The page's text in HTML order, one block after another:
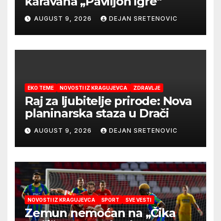
AUGUST 9, 2026 DEJAN SRETENOVIC
EKO TEME NOVOSTI IZ KRAGUJEVCA ZDRAVLJE
Raj za ljubitelje prirode: Nova
planinarska staza u Drači
AUGUST 9, 2026 DEJAN SRETENOVIC
NOVOSTI IZ KRAGUJEVCA SPORT SVE VESTI
Zemun nemoćan na „Čika